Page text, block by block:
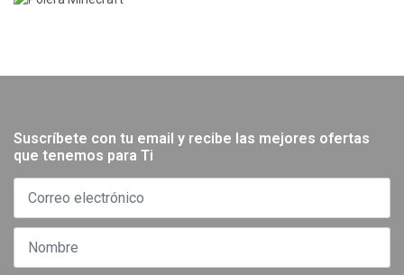
Suscríbete con tu email y recibe las mejores ofertas
que tenemos para Ti